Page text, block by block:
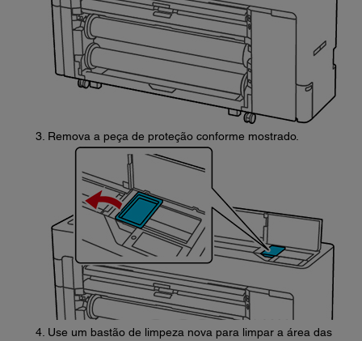
Remova a peça de proteção conforme mostrado.
Use um bastão de limpeza nova para limpar a área das